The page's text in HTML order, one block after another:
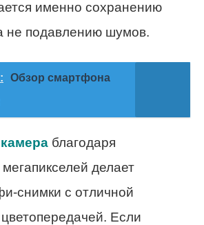
именно сохранению
не подавлению шумов.
Обзор смартфона
благодаря
делает
снимки с отличной
Если